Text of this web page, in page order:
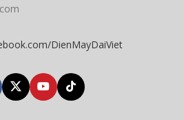
DienMayDaiViet